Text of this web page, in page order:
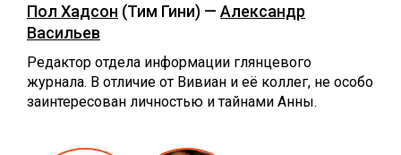
Пол Хадсон (Тим Гини) — Александр
Васильев
Редактор отдела информации глянцевого
журнала. В отличие от Вивиан и её коллег, не особо
заинтересован личностью и тайнами Анны.